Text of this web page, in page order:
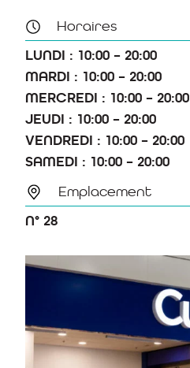
Horaires
LUNDI : 10:00 – 20:00
MARDI : 10:00 – 20:00
MERCREDI : 10:00 – 20:00
JEUDI : 10:00 – 20:00
VENDREDI : 10:00 – 20:00
SAMEDI : 10:00 – 20:00
Emplacement
N° 28